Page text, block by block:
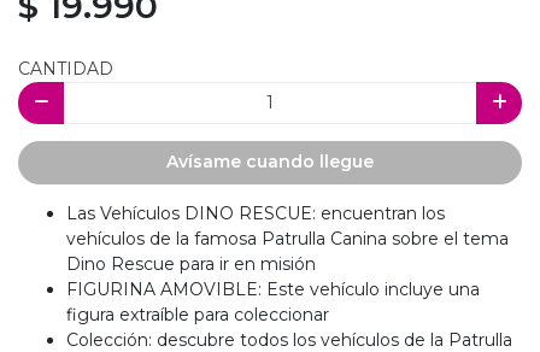
CANTIDAD
Avísame cuando llegue
Las Vehículos DINO RESCUE: encuentran los
vehículos de la famosa Patrulla Canina sobre el tema
Dino Rescue para ir en misión
FIGURINA AMOVIBLE: Este vehículo incluye una
figura extraíble para coleccionar
Colección: descubre todos los vehículos de la Patrulla